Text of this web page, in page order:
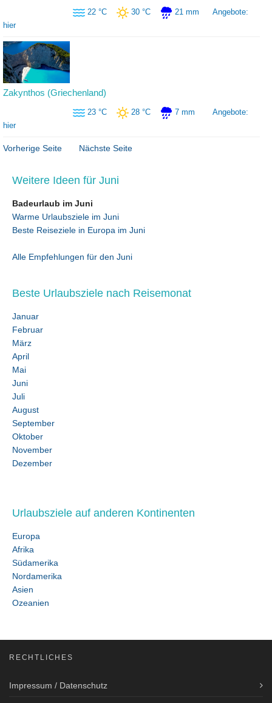
22 °C 30 °C 21 mm
Angebote:
hier
Zakynthos (Griechenland)
23 °C 28 °C 7 mm
Angebote:
hier
Vorherige Seite Nächste Seite
Weitere Ideen für Juni
Badeurlaub im Juni
Warme Urlaubsziele im Juni
Beste Reiseziele in Europa im Juni
Alle Empfehlungen für den Juni
Beste Urlaubsziele nach Reisemonat
Januar
Februar
März
April
Mai
Juni
Juli
August
September
Oktober
November
Dezember
Urlaubsziele auf anderen Kontinenten
Europa
Afrika
Südamerika
Nordamerika
Asien
Ozeanien
RECHTLICHES
Impressum / Datenschutz